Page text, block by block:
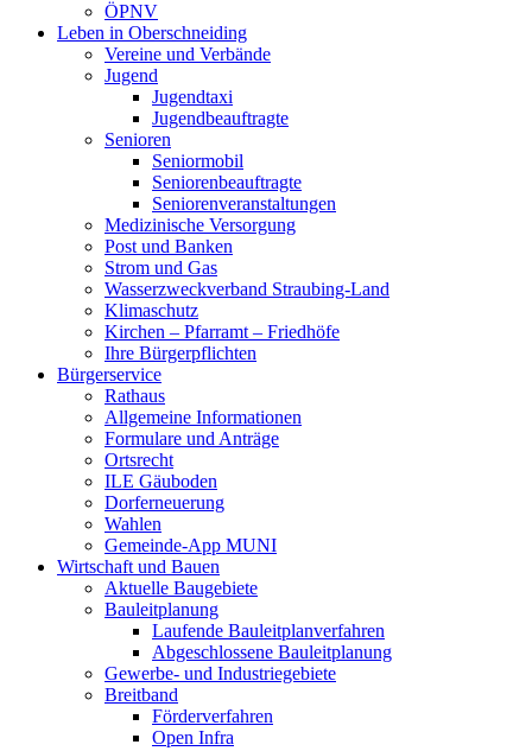
ÖPNV
Leben in Oberschneiding
Vereine und Verbände
Jugend
Jugendtaxi
Jugendbeauftragte
Senioren
Seniormobil
Seniorenbeauftragte
Seniorenveranstaltungen
Medizinische Versorgung
Post und Banken
Strom und Gas
Wasserzweckverband Straubing-Land
Klimaschutz
Kirchen – Pfarramt – Friedhöfe
Ihre Bürgerpflichten
Bürgerservice
Rathaus
Allgemeine Informationen
Formulare und Anträge
Ortsrecht
ILE Gäuboden
Dorferneuerung
Wahlen
Gemeinde-App MUNI
Wirtschaft und Bauen
Aktuelle Baugebiete
Bauleitplanung
Laufende Bauleitplanverfahren
Abgeschlossene Bauleitplanung
Gewerbe- und Industriegebiete
Breitband
Förderverfahren
Open Infra